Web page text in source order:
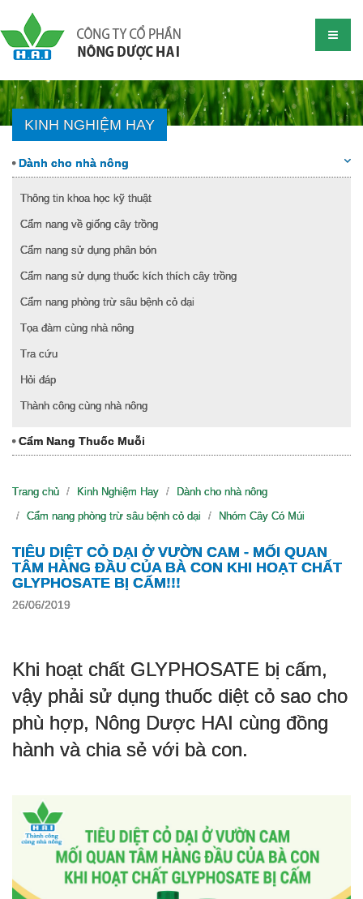
KINH NGHIỆM HAY
Dành cho nhà nông
Thông tin khoa học kỹ thuật
Cẩm nang về giống cây trồng
Cẩm nang sử dụng phân bón
Cẩm nang sử dụng thuốc kích thích cây trồng
Cẩm nang phòng trừ sâu bệnh cỏ dại
Tọa đàm cùng nhà nông
Tra cứu
Hỏi đáp
Thành công cùng nhà nông
Cẩm Nang Thuốc Muỗi
Trang chủ Kinh Nghiệm Hay
Dành cho nhà nông
Cẩm nang phòng trừ sâu bệnh cỏ dại
Nhóm Cây Có Múi
TIÊU DIỆT CỎ DẠI Ở VƯỜN CAM - MỐI QUAN
TÂM HÀNG ĐẦU CỦA BÀ CON KHI HOẠT CHẤT
GLYPHOSATE BỊ CẤM!!!
26/06/2019
Khi hoạt chất GLYPHOSATE bị cấm,
vậy phải sử dụng thuốc diệt cỏ sao cho
phù hợp, Nông Dược HAI cùng đồng
hành và chia sẻ với bà con.